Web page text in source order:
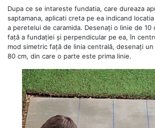
Dupa ce se intareste fundatia, care dureaza
saptamana, aplicati creta pe ea indicand
a peretelui de caramida. Desenați o linie de 10
față a fundației și perpendicular pe ea, în
mod simetric față de linia centrală, desenați
80 cm, din care o parte este prima linie.